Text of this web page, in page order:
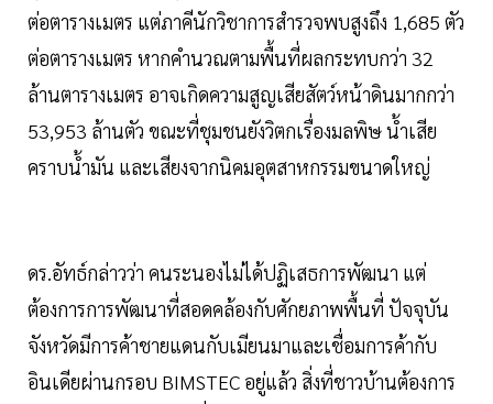
ต่อตารางเมตร แต่ภาคีนักวิชาการสำรวจพบสูงถึง 1,685 ตัว
ต่อตารางเมตร หากคำนวณตามพื้นที่ผลกระทบกว่า 32
ล้านตารางเมตร อาจเกิดความสูญเสียสัตว์หน้าดินมากกว่า
53,953 ล้านตัว ขณะที่ชุมชนยังวิตกเรื่องมลพิษ น้ำเสีย
คราบน้ำมัน และเสียงจากนิคมอุตสาหกรรมขนาดใหญ่
ดร.อัทธ์กล่าวว่า คนระนองไม่ได้ปฏิเสธการพัฒนา แต่
ต้องการการพัฒนาที่สอดคล้องกับศักยภาพพื้นที่ ปัจจุบัน
จังหวัดมีการค้าชายแดนกับเมียนมาและเชื่อมการค้ากับ
อินเดียผ่านกรอบ BIMSTEC อยู่แล้ว สิ่งที่ชาวบ้านต้องการ